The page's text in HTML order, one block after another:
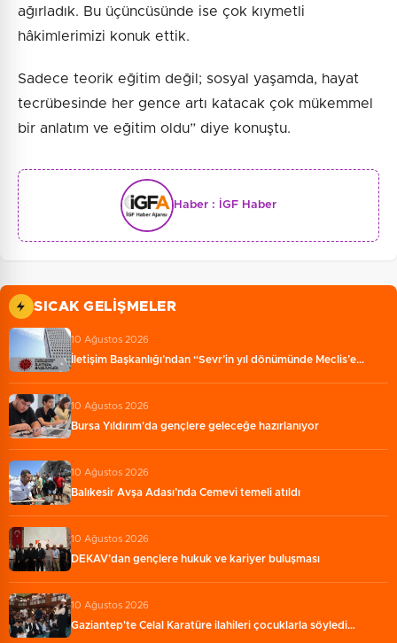
ağırladık. Bu üçüncüsünde ise çok kıymetli
hâkimlerimizi konuk ettik.
Sadece teorik eğitim değil; sosyal yaşamda, hayat
tecrübesinde her gence artı katacak çok mükemmel
bir anlatım ve eğitim oldu” diye konuştu.
Haber : İGF Haber
SICAK GELIŞMELER
10 Ağustos 2026
İletişim Başkanlığı’ndan “Sevr’in yıl dönümünde Meclis’e…
10 Ağustos 2026
Bursa Yıldırım'da gençlere geleceğe hazırlanıyor
10 Ağustos 2026
Balıkesir Avşa Adası’nda Cemevi temeli atıldı
10 Ağustos 2026
DEKAV’dan gençlere hukuk ve kariyer buluşması
10 Ağustos 2026
Gaziantep'te Celal Karatüre ilahileri çocuklarla söyledi…